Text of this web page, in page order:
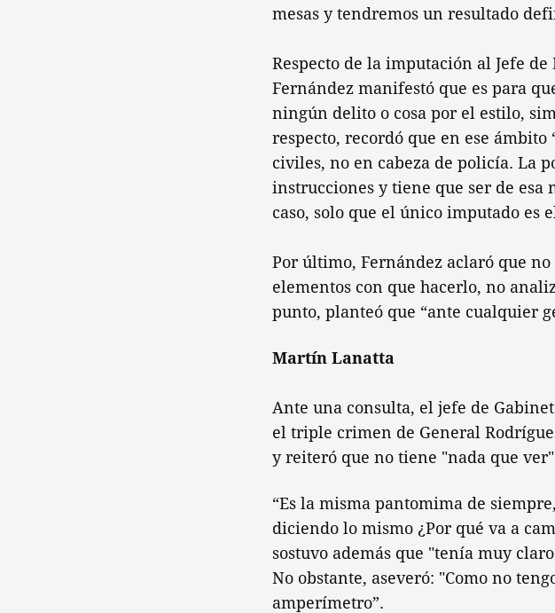
mesas y tendremos un resultado
Respecto de la imputación al Jefe
Fernández manifestó que es para
ningún delito o cosa por el estilo,
respecto, recordó que en ese ámbito
civiles, no en cabeza de policía. La
instrucciones y tiene que ser de esa
caso, solo que el único imputado es
Por último, Fernández aclaró que
elementos con que hacerlo, no
punto, planteó que “ante cualquier
Martín Lanatta
Ante una consulta, el jefe de
el triple crimen de General
y reiteró que no tiene "nada que
“Es la misma pantomima de
diciendo lo mismo ¿Por qué va a
sostuvo además que "tenía muy
No obstante, aseveró: "Como no
amperímetro”.